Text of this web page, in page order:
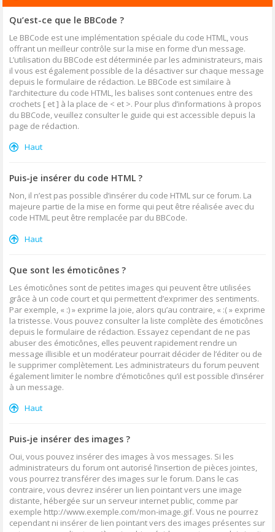
Qu’est-ce que le BBCode ?
Le BBCode est une implémentation spéciale du code HTML, vous
offrant un meilleur contrôle sur la mise en forme d’un message.
L’utilisation du BBCode est déterminée par les administrateurs, mais
il vous est également possible de la désactiver sur chaque message
depuis le formulaire de rédaction. Le BBCode est similaire à
l’architecture du code HTML, les balises sont contenues entre des
crochets [ et ] à la place de < et >. Pour plus d’informations à propos
du BBCode, veuillez consulter le guide qui est accessible depuis la
page de rédaction.
Haut
Puis-je insérer du code HTML ?
Non, il n’est pas possible d’insérer du code HTML sur ce forum. La
majeure partie de la mise en forme qui peut être réalisée avec du
code HTML peut être remplacée par du BBCode.
Haut
Que sont les émoticônes ?
Les émoticônes sont de petites images qui peuvent être utilisées
grâce à un code court et qui permettent d’exprimer des sentiments.
Par exemple, « :) » exprime la joie, alors qu’au contraire, « :( » exprime
la tristesse. Vous pouvez consulter la liste complète des émoticônes
depuis le formulaire de rédaction. Essayez cependant de ne pas
abuser des émoticônes, elles peuvent rapidement rendre un
message illisible et un modérateur pourrait décider de l’éditer ou de
le supprimer complètement. Les administrateurs du forum peuvent
également limiter le nombre d’émoticônes qu’il est possible d’insérer
à un message.
Haut
Puis-je insérer des images ?
Oui, vous pouvez insérer des images à vos messages. Si les
administrateurs du forum ont autorisé l’insertion de pièces jointes,
vous pourrez transférer des images sur le forum. Dans le cas
contraire, vous devrez insérer un lien pointant vers une image
distante, hébergée sur un serveur internet public, comme par
exemple http://www.exemple.com/mon-image.gif. Vous ne pourrez
cependant ni insérer de lien pointant vers des images présentes sur